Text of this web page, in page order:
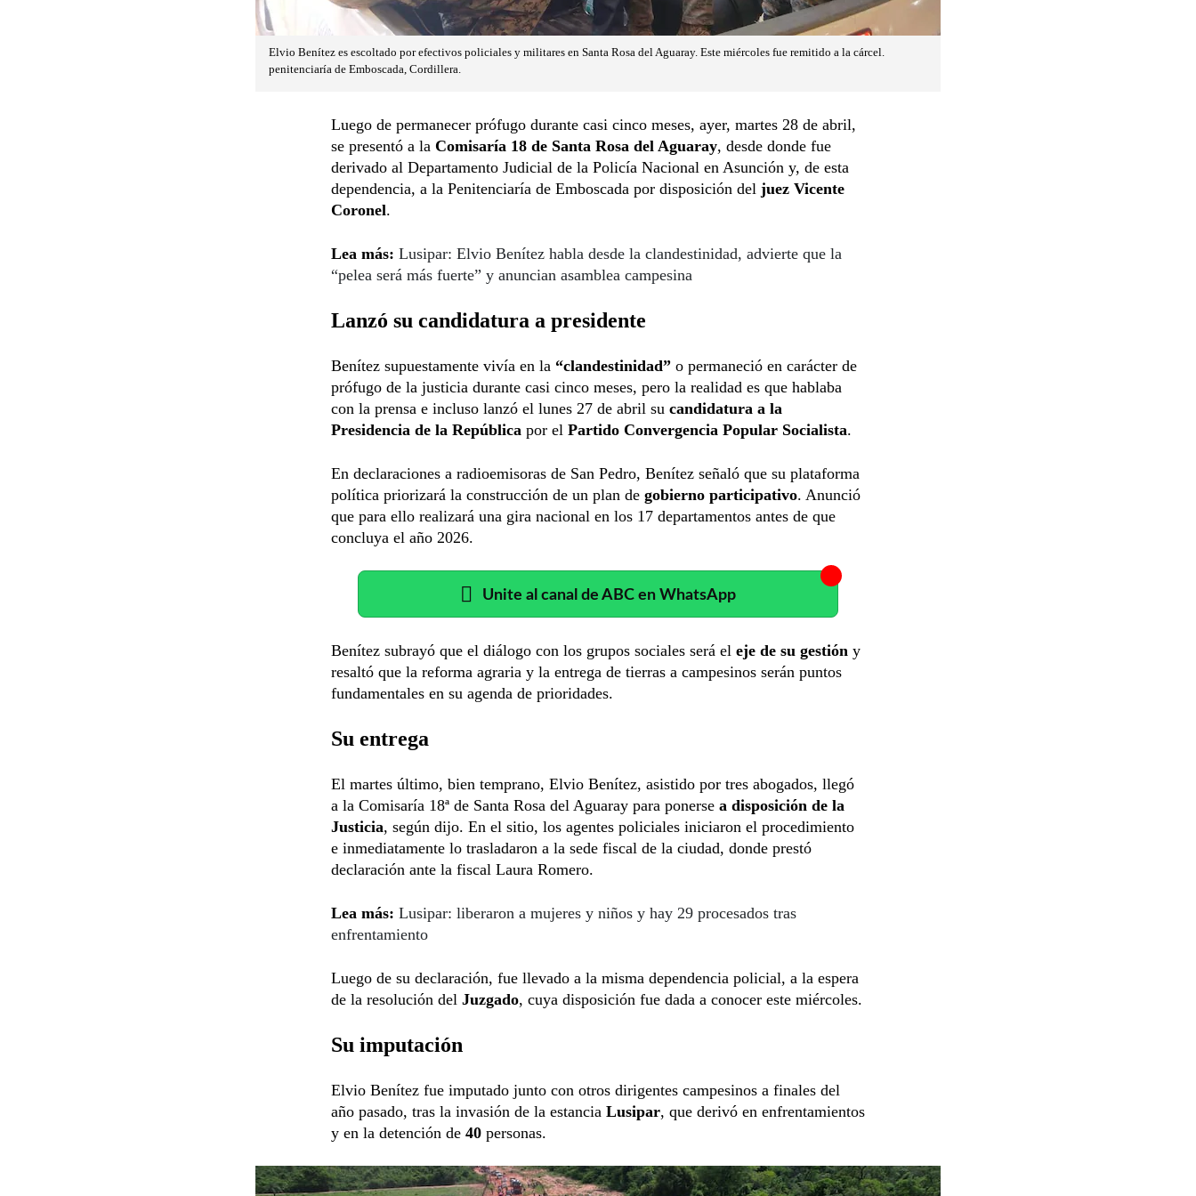
Elvio Benítez es escoltado por efectivos policiales y militares en Santa Rosa del Aguaray. Este miércoles fue remitido a la cárcel.
penitenciaría de Emboscada, Cordillera.
Luego de permanecer prófugo durante casi cinco meses, ayer, martes 28 de abril,
se presentó a la Comisaría 18 de Santa Rosa del Aguaray, desde donde fue
derivado al Departamento Judicial de la Policía Nacional en Asunción y, de esta
dependencia, a la Penitenciaría de Emboscada por disposición del juez Vicente
Coronel.
Lea más: Lusipar: Elvio Benítez habla desde la clandestinidad, advierte que la
“pelea será más fuerte” y anuncian asamblea campesina
Lanzó su candidatura a presidente
Benítez supuestamente vivía en la “clandestinidad” o permaneció en carácter de
prófugo de la justicia durante casi cinco meses, pero la realidad es que hablaba
con la prensa e incluso lanzó el lunes 27 de abril su candidatura a la
Presidencia de la República por el Partido Convergencia Popular Socialista.
En declaraciones a radioemisoras de San Pedro, Benítez señaló que su plataforma
política priorizará la construcción de un plan de gobierno participativo. Anunció
que para ello realizará una gira nacional en los 17 departamentos antes de que
concluya el año 2026.
Unite al canal de ABC en WhatsApp
Benítez subrayó que el diálogo con los grupos sociales será el eje de su gestión y
resaltó que la reforma agraria y la entrega de tierras a campesinos serán puntos
fundamentales en su agenda de prioridades.
Su entrega
El martes último, bien temprano, Elvio Benítez, asistido por tres abogados, llegó
a la Comisaría 18ª de Santa Rosa del Aguaray para ponerse a disposición de la
Justicia, según dijo. En el sitio, los agentes policiales iniciaron el procedimiento
e inmediatamente lo trasladaron a la sede fiscal de la ciudad, donde prestó
declaración ante la fiscal Laura Romero.
Lea más: Lusipar: liberaron a mujeres y niños y hay 29 procesados tras
enfrentamiento
Luego de su declaración, fue llevado a la misma dependencia policial, a la espera
de la resolución del Juzgado, cuya disposición fue dada a conocer este miércoles.
Su imputación
Elvio Benítez fue imputado junto con otros dirigentes campesinos a finales del
año pasado, tras la invasión de la estancia Lusipar, que derivó en enfrentamientos
y en la detención de 40 personas.